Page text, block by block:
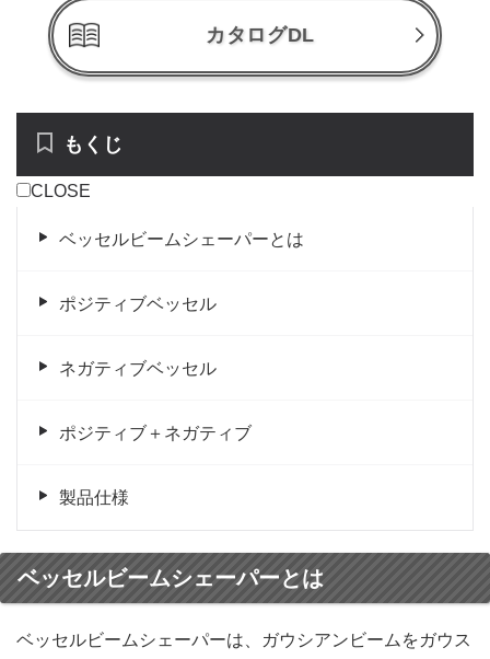
カタログDL
もくじ
CLOSE
ベッセルビームシェーパーとは
ポジティブベッセル
ネガティブベッセル
ポジティブ＋ネガティブ
製品仕様
ベッセルビームシェーパーとは
ベッセルビームシェーパーは、ガウシアンビームをガウス